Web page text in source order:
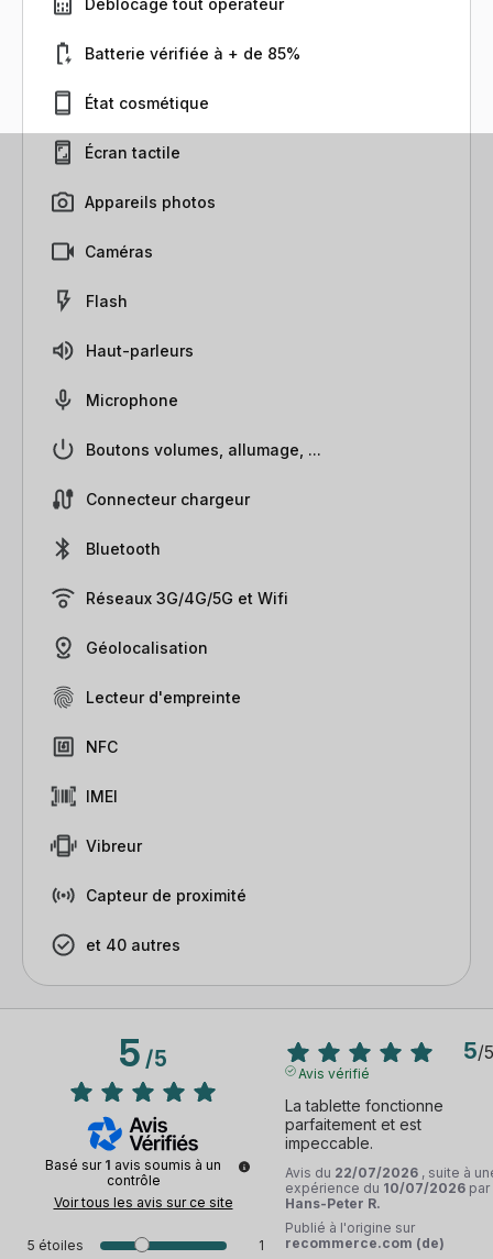
Batterie vérifiée à + de 85%
État cosmétique
Écran tactile
Appareils photos
Caméras
Flash
Haut-parleurs
Microphone
Boutons volumes, allumage, ...
Connecteur chargeur
Bluetooth
Réseaux 3G/4G/5G et Wifi
Géolocalisation
Lecteur d'empreinte
NFC
IMEI
Vibreur
Capteur de proximité
et 40 autres
5/5
Basé sur 1 avis soumis à un
contrôle
Voir tous les avis sur ce site
5 étoiles
1
5/5
Avis vérifié
La tablette fonctionne
parfaitement et est
impeccable.
Avis du 22/07/2026 , suite à
expérience du 10/07/2026 par
Hans-Peter R.
Publié à l'origine sur
recommerce.com (de)